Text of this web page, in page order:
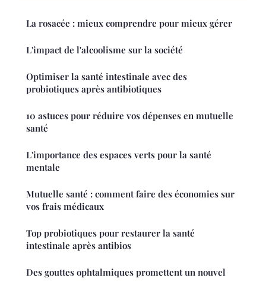
La rosacée : mieux comprendre pour mieux gérer
L'impact de l'alcoolisme sur la société
Optimiser la santé intestinale avec des
probiotiques après antibiotiques
10 astuces pour réduire vos dépenses en mutuelle
santé
L'importance des espaces verts pour la santé
mentale
Mutuelle santé : comment faire des économies sur
vos frais médicaux
Top probiotiques pour restaurer la santé
intestinale après antibios
Des gouttes ophtalmiques promettent un nouvel